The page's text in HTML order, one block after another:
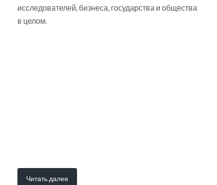
исследователей, бизнеса, государства и общества
в целом.
Читать далее